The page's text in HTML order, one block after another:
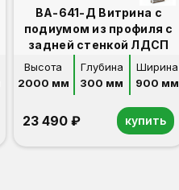
ВА-641-Д Витрина с
подиумом из профиля с
задней стенкой ЛДСП
Высота
2000 мм
Глубина
300 мм
Ширина
900 мм
23 490 ₽ купить